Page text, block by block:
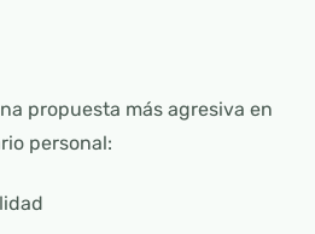
propuesta más agresiva en
personal: